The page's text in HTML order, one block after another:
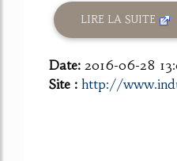
LIRE LA SUITE
Date: 2016-06-28
Site : http://